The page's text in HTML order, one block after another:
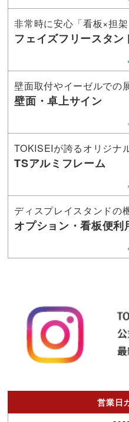
非常時に安心「看板×担架
フェイズフリースタン
壁面取付やイーゼルでの
壁面・卓上サイン
TOKISEIが誇るオリジナ
TSアルミフレーム
ディスプレイスタンドの
オプション・看板便利
営業日